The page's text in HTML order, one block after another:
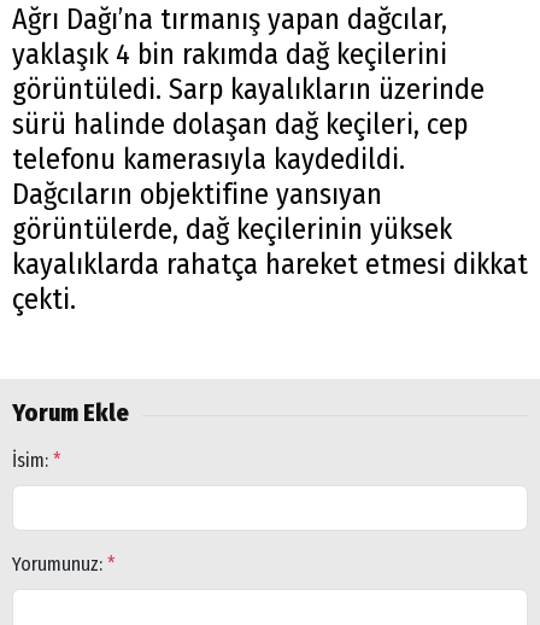
Ağrı Dağı’na tırmanış yapan dağcılar,
yaklaşık 4 bin rakımda dağ keçilerini
görüntüledi. Sarp kayalıkların üzerinde
sürü halinde dolaşan dağ keçileri, cep
telefonu kamerasıyla kaydedildi.
Dağcıların objektifine yansıyan
görüntülerde, dağ keçilerinin yüksek
kayalıklarda rahatça hareket etmesi dikkat
çekti.
Yorum Ekle
İsim: *
Yorumunuz: *